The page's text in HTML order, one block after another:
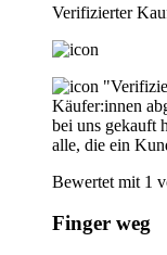
Verifizierter
Käufer:innen
bei uns gekauft
alle, die ein
Bewertet mit 1
Finger weg